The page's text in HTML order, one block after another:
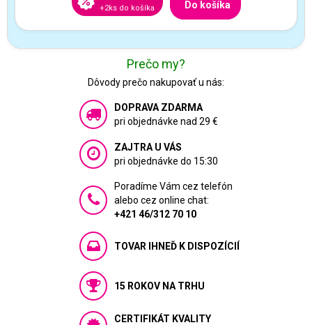
+2ks do košíka Do košíka
Prečo my?
Dôvody prečo nakupovať u nás:
DOPRAVA ZDARMA
pri objednávke nad 29 €
ZAJTRA U VÁS
pri objednávke do 15:30
Poradíme Vám cez telefón
alebo cez online chat:
+421 46/312 70 10
TOVAR IHNEĎ K DISPOZÍCIÍ
15 ROKOV NA TRHU
CERTIFIKÁT KVALITY